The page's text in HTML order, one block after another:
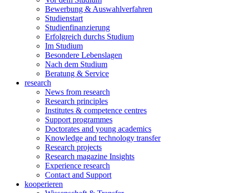
Bewerbung & Auswahlverfahren
Studienstart
Studienfinanzierung
Erfolgreich durchs Studium
Im Studium
Besondere Lebenslagen
Nach dem Studium
Beratung & Service
research
News from research
Research principles
Institutes & competence centres
Support programmes
Doctorates and young academics
Knowledge and technology transfer
Research projects
Research magazine Insights
Experience research
Contact and Support
kooperieren